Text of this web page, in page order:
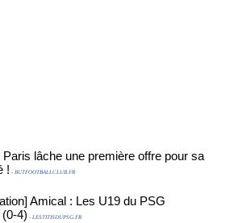
lâche une première offre pour sa
! - BUTFOOTBALLCLUB.FR
Amical : Les U19 du PSG
4) - LESTITISDUPSG.FR